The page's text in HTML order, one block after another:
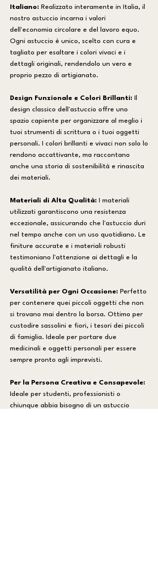
Italiano: Realizzato interamente in Italia, il
nostro astuccio incarna i valori
dell'economia circolare e del lavoro equo.
Ogni astuccio è unico, scelto con cura e
tagliato per esaltare i colori vivaci e i
dettagli originali, rendendolo un vero e
proprio pezzo di artigianato.
Design Funzionale e Colori Brillanti:
design classico dell'astuccio offre uno
spazio capiente per organizzare al meglio i
tuoi strumenti di scrittura o i tuoi oggetti
personali. I colori brillanti e vivaci non solo lo
rendono accattivante, ma raccontano
anche una storia di sostenibilità e rinascita
dei materiali.
Materiali di Alta Qualità: I materiali
utilizzati garantiscono una resistenza
eccezionale, assicurando che l'astuccio duri
nel tempo anche con un uso quotidiano. Le
finiture accurate e i materiali robusti
testimoniano l'attenzione ai dettagli e la
qualità dell'artigianato italiano.
Versatilità per Ogni Occasione: Perfetto
per contenere quei piccoli oggetti che non
si trovano mai dentro la borsa. Ottimo per
custodire sassolini e fiori, i tesori dei piccoli
di famiglia. Ideale per portare due
medicinali e oggetti personali per essere
sempre pronto agli imprevisti.
Per la Persona Creativa e Consapevole:
Ideale per studenti, professionisti o
chiunque abbia bisogno di un astuccio